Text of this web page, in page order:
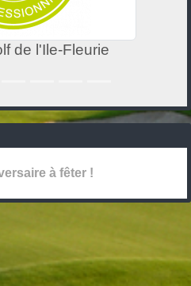
de l'Ile-Fleurie
à fêter !